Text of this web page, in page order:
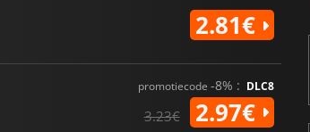
2.81€
promotiecode -8% : DLC8
3.23€ 2.97€